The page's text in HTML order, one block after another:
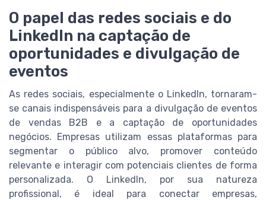
O papel das redes sociais e do
LinkedIn na captação de
oportunidades e divulgação de
eventos
As redes sociais, especialmente o LinkedIn, tornaram-
se canais indispensáveis para a divulgação de eventos
de vendas B2B e a captação de oportunidades
negócios. Empresas utilizam essas plataformas para
segmentar o público alvo, promover conteúdo
relevante e interagir com potenciais clientes de forma
personalizada. O LinkedIn, por sua natureza
profissional, é ideal para conectar empresas,